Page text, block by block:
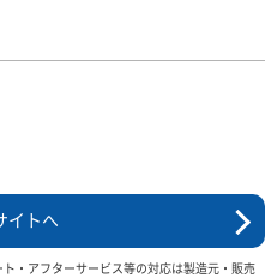
イトへ
・アフターサービス等の対応は製造元・販売